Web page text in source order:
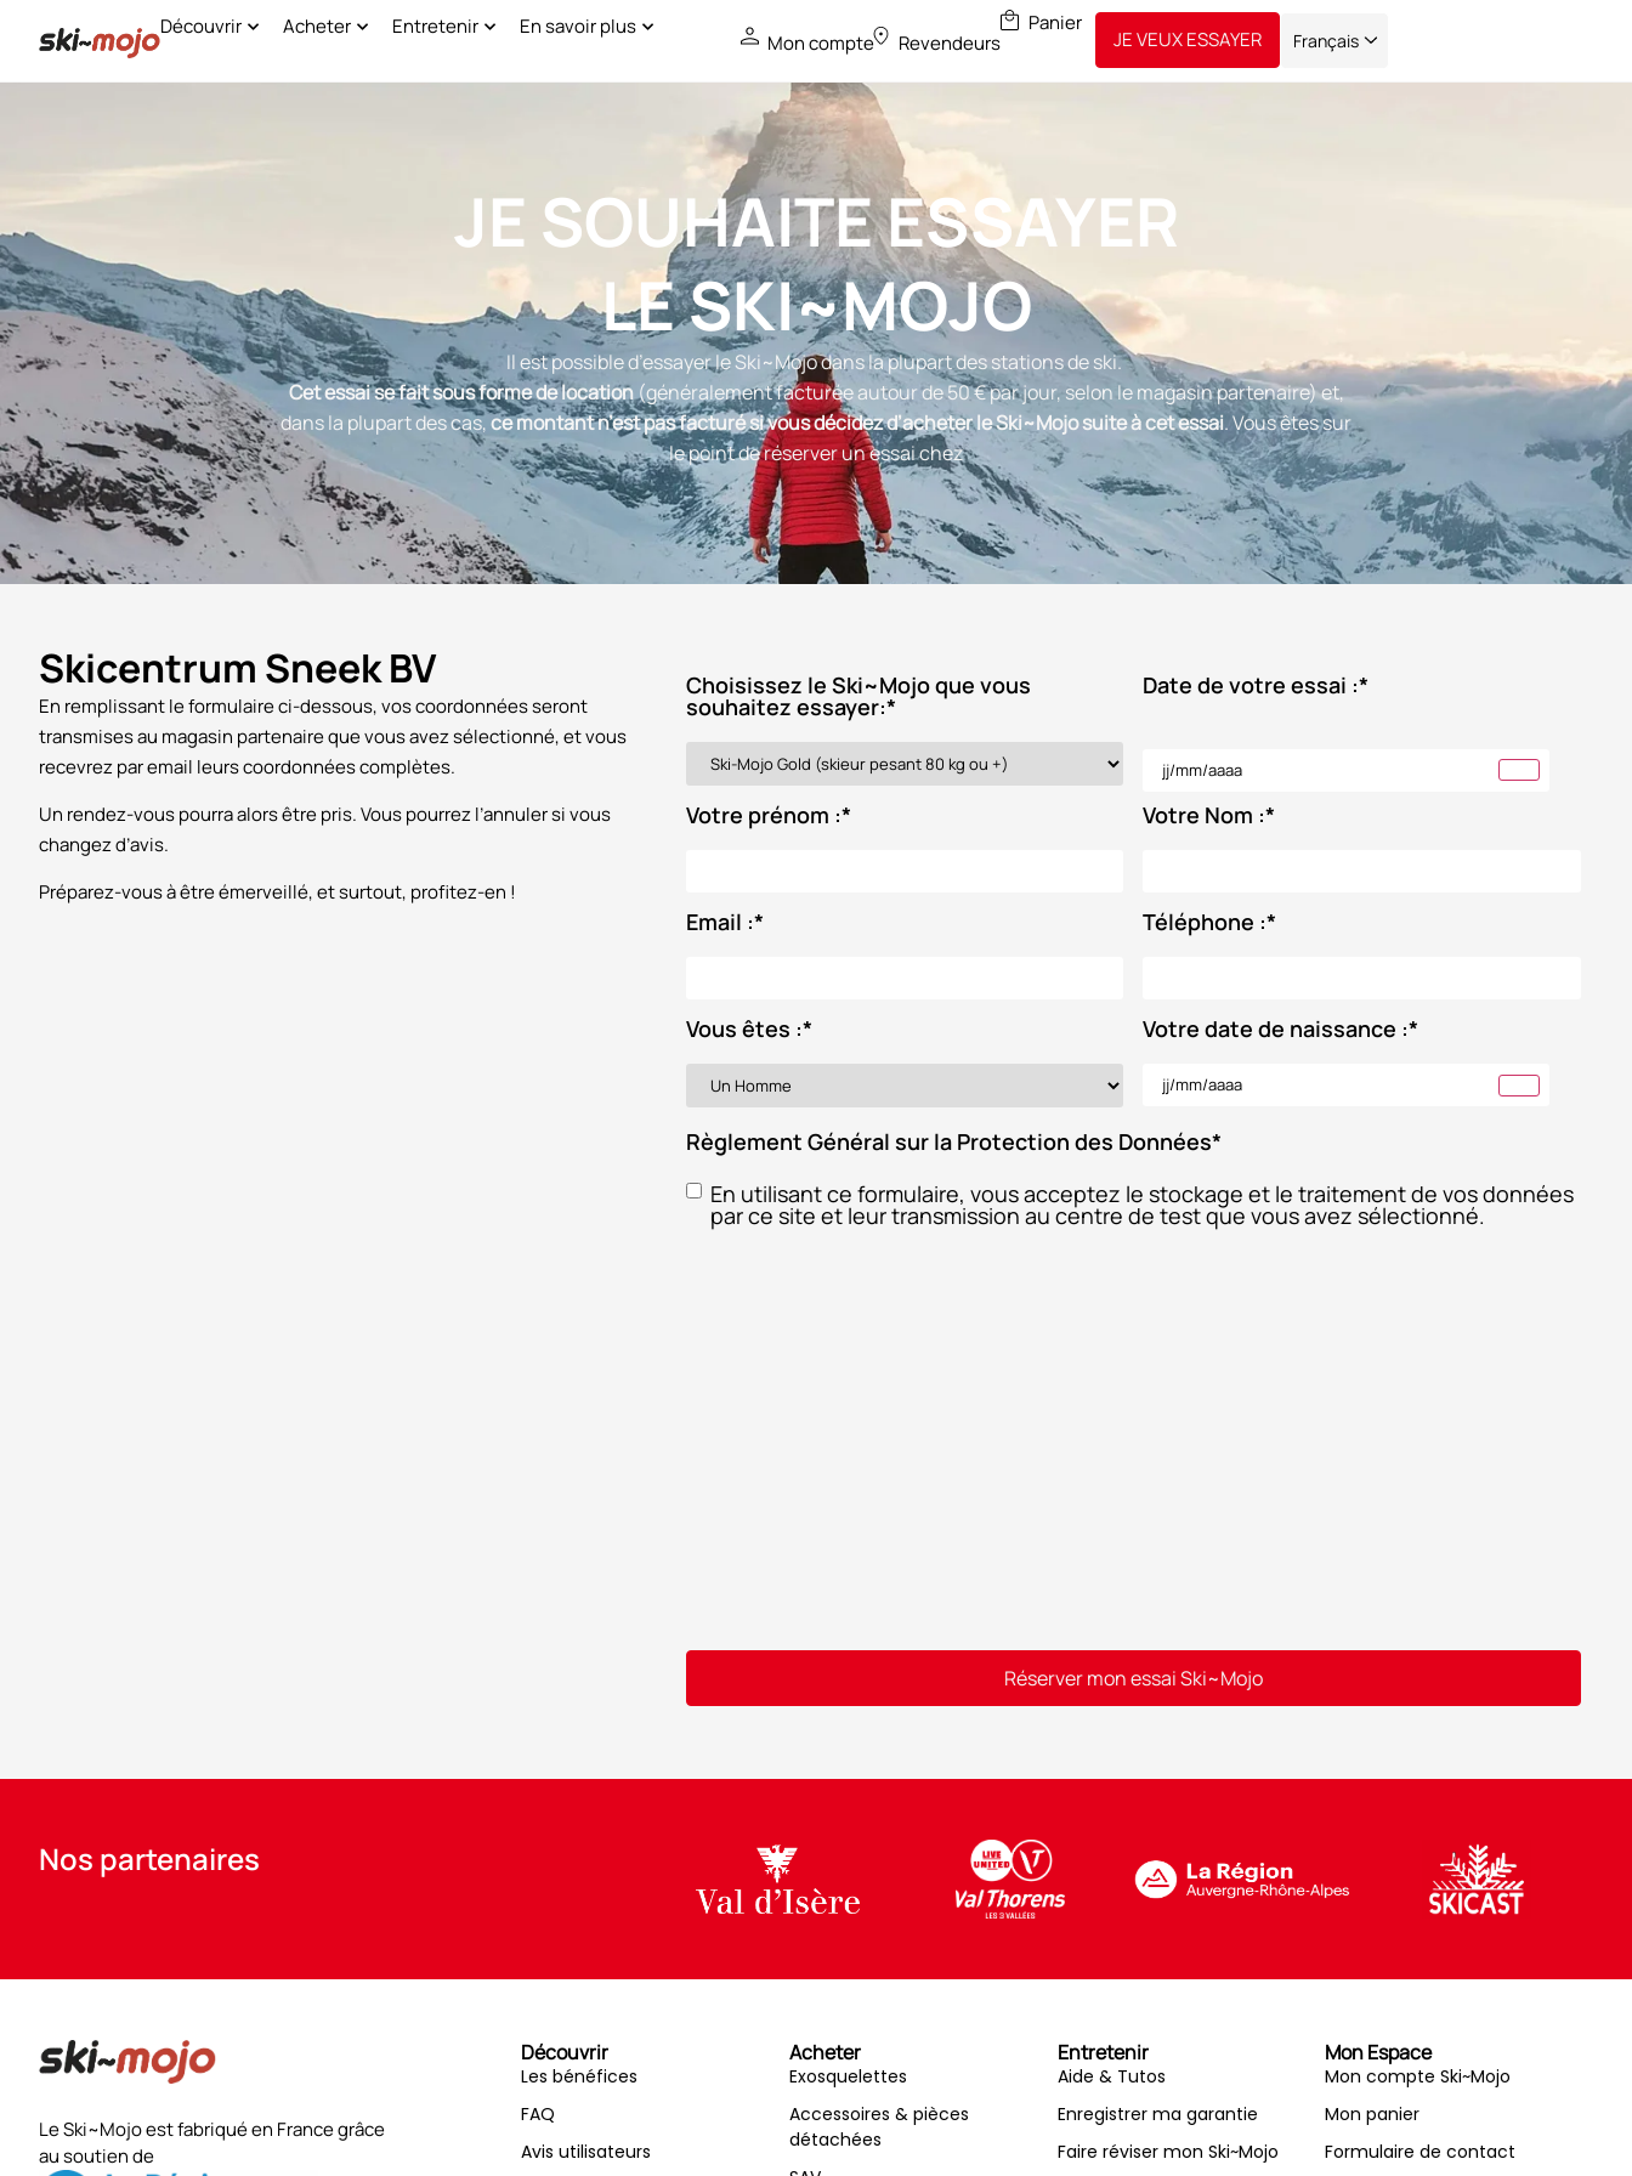
Découvrir Acheter Entretenir En savoir plus
Mon compte Revendeurs JE VEUX ESSAYER Français
JE SOUHAITE ESSAYER
LE SKI~MOJO
Il est possible d’essayer le Ski~Mojo dans la plupart des stations de ski.
Cet essai se fait sous forme de location(généralement facturée autour de 50 € par jour, selon le magasin partenaire) et,
dans la plupart des cas,ce montant n’est pas facturé si vous décidez d’acheter le Ski~Mojo suite à cet essai. Vous êtes sur
le point de réserver un essai chez
Skicentrum Sneek BV
En remplissant le formulaire ci-dessous, vos coordonnées seront
transmises au magasin partenaire que vous avez sélectionné, et vous
recevrez par email leurs coordonnées complètes.
Un rendez-vous pourra alors être pris. Vous pourrez l’annuler si vous
changez d’avis.
Préparez-vous à être émerveillé, et surtout, profitez-en !
Choisissez le Ski~Mojo que vous
souhaitez essayer:*
Date de votre essai :*
Votre prénom :* Votre Nom :*
Email :* Téléphone :*
Vous êtes :* Votre date de naissance :*
Règlement Général sur la Protection des Données*
En utilisant ce formulaire, vous acceptez le stockage et le traitement de vos données
par ce site et leur transmission au centre de test que vous avez sélectionné.
Réserver mon essai Ski~Mojo
Nos partenaires
Le Ski~Mojo est fabriqué en France grâce
au soutien de
Découvrir
Les bénéfices
FAQ
Avis utilisateurs
Acheter
Exosquelettes
Accessoires & pièces
détachées
Entretenir
Aide & Tutos
Enregistrer ma garantie
Faire réviser mon Ski~Mojo
Mon Espace
Mon compte Ski~Mojo
Mon panier
Formulaire de contact